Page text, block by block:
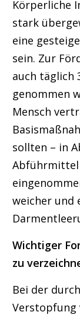
Körperliche
stark
eine
sein. Zur
auch täglich
genommen
Mensch
sollten – in
Abführmittel
weicher und
Wichtiger
zu
Bei der
Verstopfung